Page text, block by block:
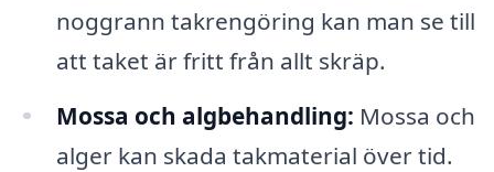
noggrann takrengöring kan man se till
att taket är fritt från allt skräp.
Mossa och algbehandling: Mossa och
alger kan skada takmaterial över tid.